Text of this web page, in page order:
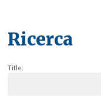
Ricerca
Title: